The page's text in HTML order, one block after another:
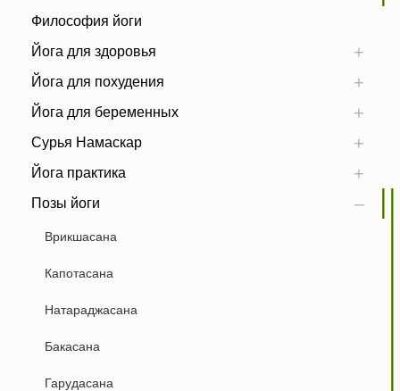
Философия йоги
Йога для здоровья
Йога для похудения
Йога для беременных
Сурья Намаскар
Йога практика
Позы йоги
Врикшасана
Капотасана
Натараджасана
Бакасана
Гарудасана